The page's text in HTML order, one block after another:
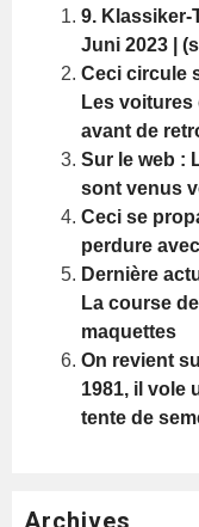
9. Klassiker-
Juni 2023 |
Ceci circule
Les
avant de
Sur le web :
sont venus
Ceci se
perdure
Dernière
La course
maquettes
On revient
1981, il vole
tente de
Archives